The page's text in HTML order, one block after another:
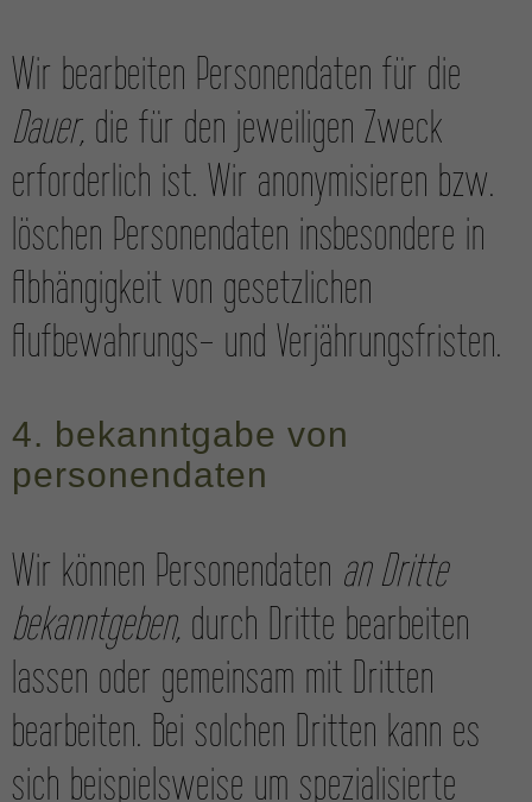
Wir bearbeiten Personen­daten für die
Dauer, die für den jeweiligen Zweck
erforderlich ist. Wir anonymisieren bzw.
löschen Personen­daten insbesondere in
Abhängigkeit von gesetzlichen
Aufbewahrungs- und Verjährungs­fristen.
4. bekanntgabe von
personen­daten
Wir können Personen­daten an Dritte
bekanntgeben, durch Dritte bearbeiten
lassen oder gemeinsam mit Dritten
bearbeiten. Bei solchen Dritten kann es
sich beispielsweise um speziali­sierte